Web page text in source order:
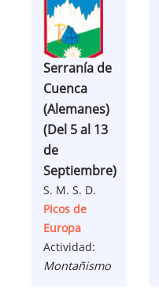
Serranía de
Cuenca
(Alemanes)
(Del 5 al 13
de
Septiembre)
S. M. S. D.
Picos de
Europa
Actividad:
Montañismo